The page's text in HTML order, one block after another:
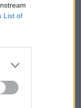
List of